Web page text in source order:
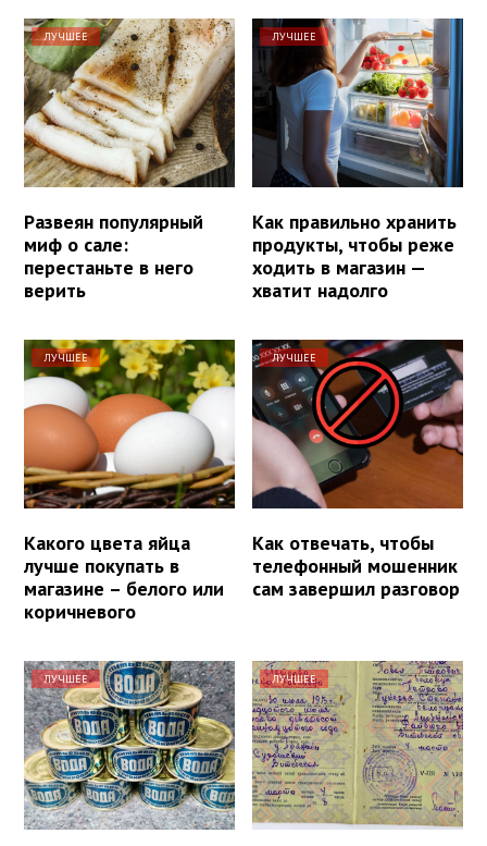
ЛУЧШЕЕ
Развеян популярный
миф о сале:
перестаньте в него
верить
ЛУЧШЕЕ
Как правильно хранить
продукты, чтобы реже
ходить в магазин —
хватит надолго
ЛУЧШЕЕ
Какого цвета яйца
лучше покупать в
магазине – белого или
коричневого
ЛУЧШЕЕ
Как отвечать, чтобы
телефонный мошенник
сам завершил разговор
ЛУЧШЕЕ ЛУЧШЕЕ